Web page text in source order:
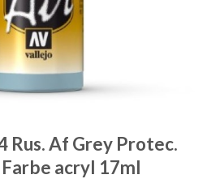
Rus. Af Grey Protec.
acryl 17ml